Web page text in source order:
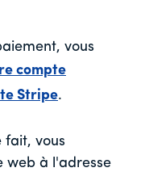
vous
compte
Stripe.
fait, vous
web à l'adresse